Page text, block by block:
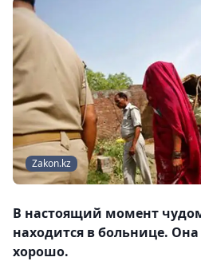
Zakon.kz
В настоящий момент
находится в больнице. Она
хорошо.